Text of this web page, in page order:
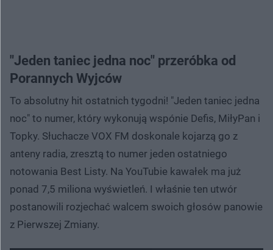
"Jeden taniec jedna noc" przeróbka od
Porannych Wyjców
To absolutny hit ostatnich tygodni! "Jeden taniec jedna
noc" to numer, który wykonują wspónie Defis, MiłyPan i
Topky. Słuchacze VOX FM doskonale kojarzą go z
anteny radia, zresztą to numer jeden ostatniego
notowania Best Listy. Na YouTubie kawałek ma już
ponad 7,5 miliona wyświetleń. I właśnie ten utwór
postanowili rozjechać walcem swoich głosów panowie
z Pierwszej Zmiany.